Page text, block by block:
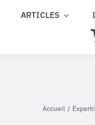
ARTICLES
Accueil